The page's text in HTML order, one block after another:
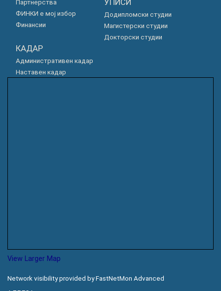
Партнерства
ФИНКИ е мој избор
Финансии
УПИСИ
Додипломски студии
Магистерски студии
Докторски студии
КАДАР
Административен кадар
Наставен кадар
View Larger Map
Network visibility provided by FastNetMon Advanced